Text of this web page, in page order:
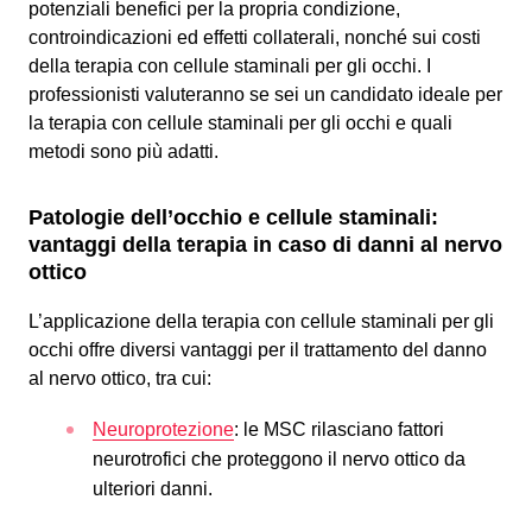
potenziali benefici per la propria condizione,
controindicazioni ed effetti collaterali, nonché sui costi
della terapia con cellule staminali per gli occhi. I
professionisti valuteranno se sei un candidato ideale per
la terapia con cellule staminali per gli occhi e quali
metodi sono più adatti.
Patologie dell’occhio e cellule staminali:
vantaggi della terapia in caso di danni al nervo
ottico
L’applicazione della terapia con cellule staminali per gli
occhi offre diversi vantaggi per il trattamento del danno
al nervo ottico, tra cui:
Neuroprotezione: le MSC rilasciano fattori
neurotrofici che proteggono il nervo ottico da
ulteriori danni.